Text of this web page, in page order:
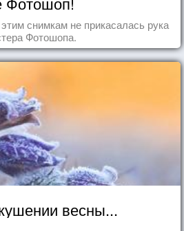
снимкам не прикасалась рука
Фотошопа.
весны...